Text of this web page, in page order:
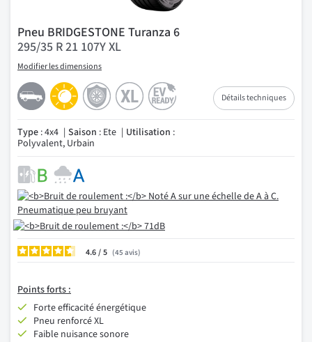
Pneu BRIDGESTONE Turanza 6
295/35 R 21 107Y XL
Modifier les dimensions
Détails techniques
Type : 4x4 Saison : Ete Utilisation :
Polyvalent, Urbain
4.6/ 45 avis
Points forts :
Forte efficacité énergétique
Pneu renforcé XL
Faible nuisance sonore